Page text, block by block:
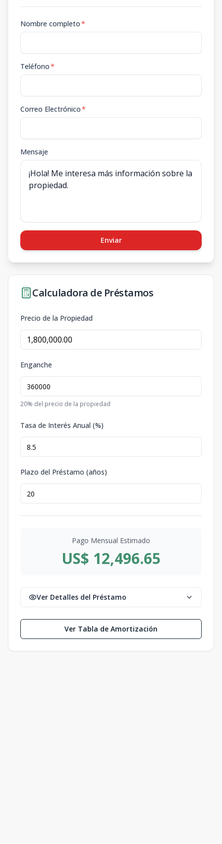
Nombre completo*
Teléfono*
Correo Electrónico*
Mensaje
Enviar
Calculadora de Préstamos
Precio de la Propiedad
Enganche
20% del precio de la propiedad
Tasa de Interés Anual (%)
Plazo del Préstamo (años)
Pago Mensual Estimado
US$ 12,496.65
Ver Detalles del Préstamo
Ver Tabla de Amortización